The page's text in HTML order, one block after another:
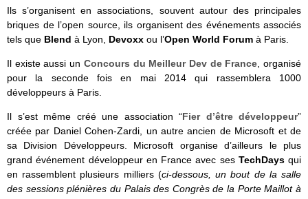
Ils s’organisent en associations, souvent autour des principales
briques de l’open source, ils organisent des événements associés
tels que Blend à Lyon, Devoxx ou l’Open World Forum à Paris.
Il existe aussi un Concours du Meilleur Dev de France, organisé
pour la seconde fois en mai 2014 qui rassemblera 1000
développeurs à Paris.
Il s’est même créé une association “Fier d’être développeur”
créée par Daniel Cohen-Zardi, un autre ancien de Microsoft et de
sa Division Développeurs. Microsoft organise d’ailleurs le plus
grand événement développeur en France avec ses TechDaysqui
en rassemblent plusieurs milliers (ci-dessous, un bout de la salle
des sessions plénières du Palais des Congrès de la Porte Maillot à